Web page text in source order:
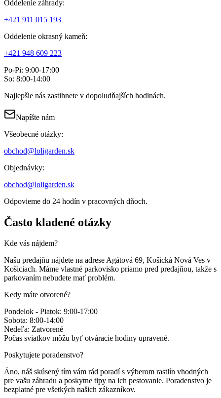
Oddelenie záhrady:
+421 911 015 193
Oddelenie okrasný kameň:
+421 948 609 223
Po-Pi: 9:00-17:00
So: 8:00-14:00
Najlepšie nás zastihnete v dopoludňajších hodinách.
Napíšte nám
Všeobecné otázky:
obchod@loligarden.sk
Objednávky:
obchod@loligarden.sk
Odpovieme do 24 hodín v pracovných dňoch.
Často kladené otázky
Kde vás nájdem?
Našu predajňu nájdete na adrese Agátová 69, Košická Nová Ves v
Košiciach. Máme vlastné parkovisko priamo pred predajňou, takže s
parkovaním nebudete mať problém.
Kedy máte otvorené?
Pondelok - Piatok: 9:00-17:00
Sobota: 8:00-14:00
Nedeľa: Zatvorené
Počas sviatkov môžu byť otváracie hodiny upravené.
Poskytujete poradenstvo?
Áno, náš skúsený tím vám rád poradí s výberom rastlín vhodných
pre vašu záhradu a poskytne tipy na ich pestovanie. Poradenstvo je
bezplatné pre všetkých našich zákazníkov.